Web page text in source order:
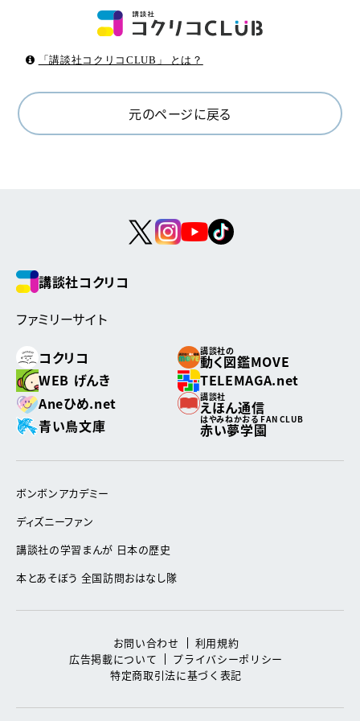
「講談社コクリコCLUB」 とは？
元のページに戻る
講談社コクリコ
ファミリーサイト
コクリコ
講談社の
動く図鑑MOVE
WEB げんき
TELEMAGA.net
Aneひめ.net
講談社
えほん通信
青い鳥文庫
はやみねかおる FAN CLUB
赤い夢学園
ボンボンアカデミー
ディズニーファン
講談社の学習まんが 日本の歴史
本とあそぼう 全国訪問おはなし隊
お問い合わせ
利用規約
広告掲載について
プライバシーポリシー
特定商取引法に基づく表記